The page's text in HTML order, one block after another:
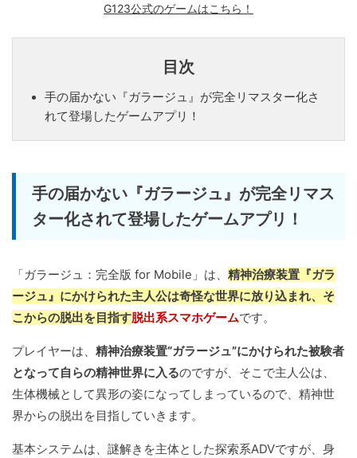
G123公式のゲームはこちら！
目次
手の届かない『ガラージュ』が完全リマスター化さ
れて登場したゲームアプリ！
手の届かない『ガラージュ』が完全リマス
ター化されて登場したゲームアプリ！
「ガラージュ：完全版 for Mobile」は、 精神治療装置『ガラ
ージュ』にかけられた主人公は奇怪な世界に放り込まれ、そ
こからの脱出を目指す脱出系スマホゲームです。
プレイヤーは、 精神治療装置“ガラージュ”にかけられた被験者
となって自らの精神世界に入るのですが、そこで主人公は、
生体機械として異形の姿になってしまっているので、精神世
界からの脱出を目指していきます。
基本システムは、謎解きを主体とした探索系ADVですが、身